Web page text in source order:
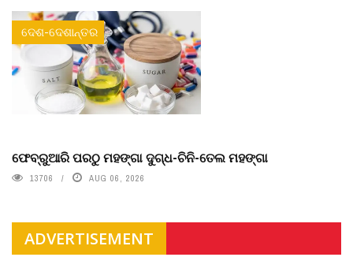
ଦେଶ-ଦେଶାନ୍ତର
ଫେବ୍ରୁଆରି ପରଠୁ ମହଙ୍ଗା ଦୁଗ୍ଧ-ଚିନି-ତେଲ ମହଙ୍ଗା
13706 AUG 06, 2026
ADVERTISEMENT